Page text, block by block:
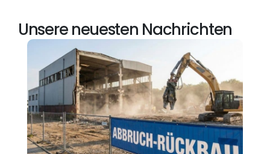
Unsere neuesten Nachrichten